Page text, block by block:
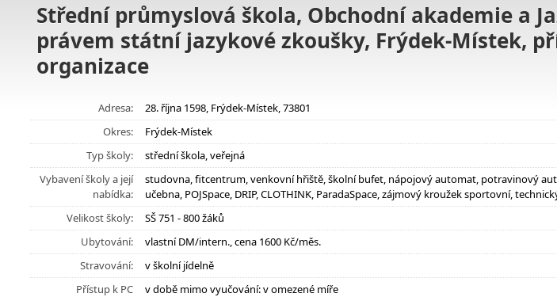
Střední průmyslová škola, Obchodní akademie a
právem státní jazykové zkoušky, Frýdek-Místek,
organizace
Adresa:
28. října 1598, Frýdek-Místek, 73801
Okres:
Frýdek-Místek
Typ školy:
střední škola, veřejná
Vybavení školy a její
nabídka:
studovna, fitcentrum, venkovní hřiště, školní bufet, nápojový automat, potravinový
učebna, POJSpace, DRIP, CLOTHINK, ParadaSpace, zájmový kroužek sportovní,
Velikost školy:
SŠ 751 - 800 žáků
Ubytování:
vlastní DM/intern., cena 1600 Kč/měs.
Stravování:
v školní jídelně
Přístup k PC
v době mimo vyučování: v omezené míře